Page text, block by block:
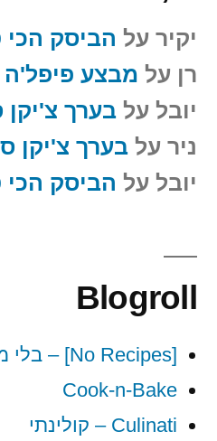
יקיר על הביסק הכי
רן על מבצע פיפל'ה
יובל על בערך צ'יקן
ניר על בערך צ'יקן
יובל על הביסק הכי
Blogroll
[No Recipes] – בלי מתכונים
Cook-n-Bake
Culinati – קולינתי